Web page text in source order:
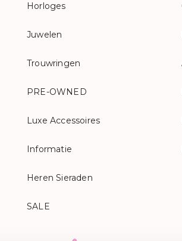
Horloges
Juwelen
Trouwringen
PRE-OWNED
Luxe Accessoires
Informatie
Heren Sieraden
SALE